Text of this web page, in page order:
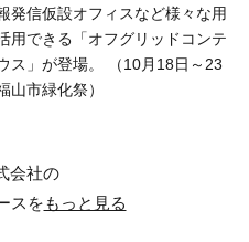
発信仮設オフィスなど様々な用
用できる「オフグリッドコンテ
ス」が登場。 （10月18日～23
山市緑化祭）
会社の
スをもっと見る